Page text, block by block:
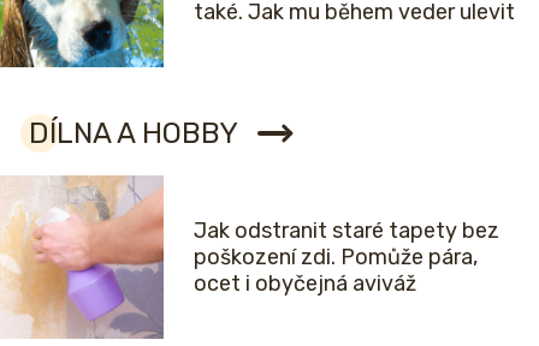
také. Jak mu během veder ulevit
DÍLNA A HOBBY
Jak odstranit staré tapety bez
poškození zdi. Pomůže pára,
ocet i obyčejná aviváž